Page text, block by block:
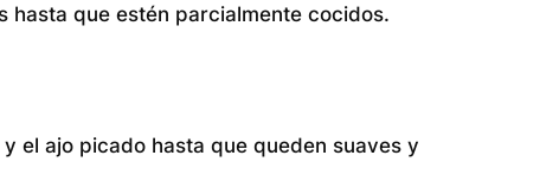
hasta que estén parcialmente cocidos.
el ajo picado hasta que queden suaves y